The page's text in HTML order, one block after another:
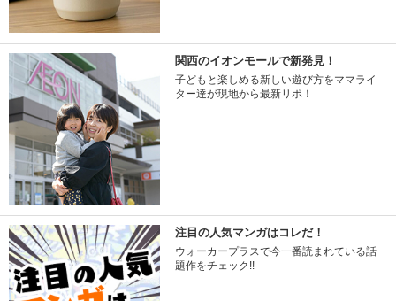
関西のイオンモールで新発見！
子どもと楽しめる新しい遊び方をママライ
ター達が現地から最新リポ！
注目の人気マンガはコレだ！
ウォーカープラスで今一番読まれている話
題作をチェック!!